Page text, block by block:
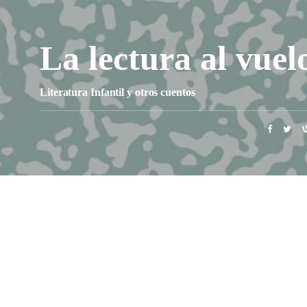
La lectura al
Literatura Infantil y otros cuentos